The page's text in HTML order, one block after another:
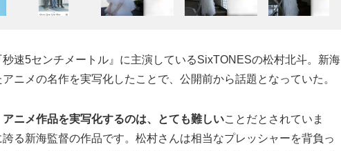
速5センチメートル』に主演しているSixTONESの松村北斗。新海
ニメの名作を実写化したことで、公開前から話題となっていた。
アニメ作品を実写化するのは、とても難しいことだとされていま
る新海監督の作品です。松村さんは相当なプレッシャーを背負っ